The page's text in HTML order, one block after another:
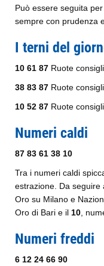
Può essere seguita
sempre con prudenza
I terni del
10 61 87 Ruote
38 83 87 Ruote
10 52 87 Ruote
Numeri caldi
87 83 61 38 10
Tra i numeri caldi
estrazione. Da seguire
Oro su Milano e
Oro di Bari e il 10 ,
Numeri freddi
6 12 24 66 90